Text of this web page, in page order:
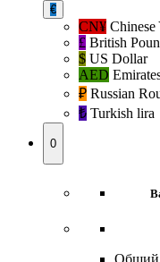
€
CN¥ Chinese
£ British
$ US Dollar
AED
₽‎ Russian
₺‎ Turkish lira
0